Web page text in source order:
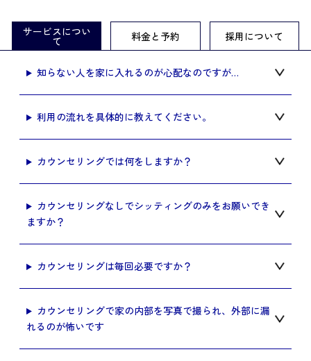
サービスについ
て 料金と予約 採用について
知らない人を家に入れるのが心配なのですが…
利用の流れを具体的に教えてください。
カウンセリングでは何をしますか？
カウンセリングなしでシッティングのみをお願いでき
ますか？
カウンセリングは毎回必要ですか？
カウンセリングで家の内部を写真で撮られ、外部に漏
れるのが怖いです